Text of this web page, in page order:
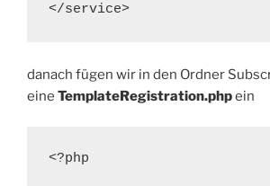
</service>
danach fügen wir in den Ordner
eine TemplateRegistration.phpein
<?php